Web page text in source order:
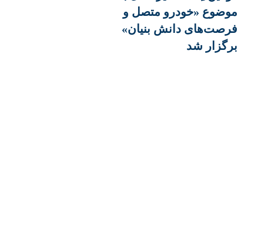
موضوع «خودرو متصل و
فرصت‌های دانش بنیان»
برگزار شد